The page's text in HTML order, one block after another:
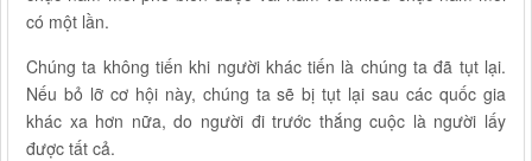
có một lần.
Chúng ta không tiến khi người khác tiến là chúng ta đã tụt lại.
Nếu bỏ lỡ cơ hội này, chúng ta sẽ bị tụt lại sau các quốc gia
khác xa hơn nữa, do người đi trước thắng cuộc là người lấy
được tất cả.